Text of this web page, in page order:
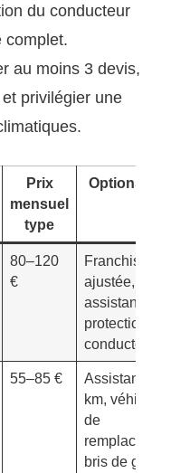
du conducteur
complet.
au moins 3 devis,
privilégier une
Prix
mensuel
type
Options clés
80–120
€
Franchise
ajustée,
assistance,
protection
conducteur
55–85 €
Assistance 0
km, véhicule
de
remplacement,
bris de glace